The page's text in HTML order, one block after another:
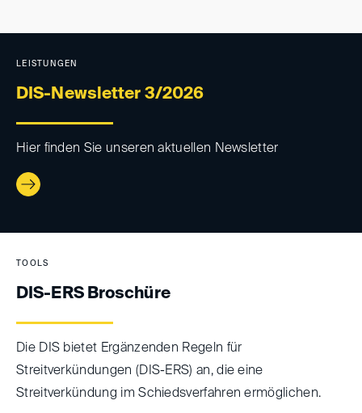
LEISTUNGEN
DIS-Newsletter 3/2026
Hier finden Sie unseren aktuellen Newsletter
TOOLS
DIS-ERS Broschüre
Die DIS bietet Ergänzenden Regeln für
Streitverkündungen (DIS-ERS) an, die eine
Streitverkündung im Schiedsverfahren ermöglichen.